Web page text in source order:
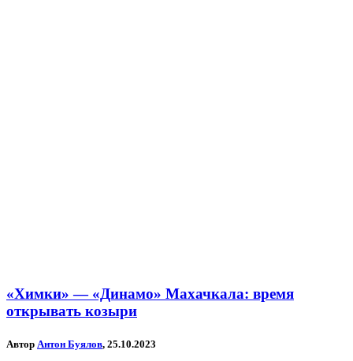
«Химки» — «Динамо» Махачкала: время
открывать козыри
Автор Антон Буялов, 25.10.2023